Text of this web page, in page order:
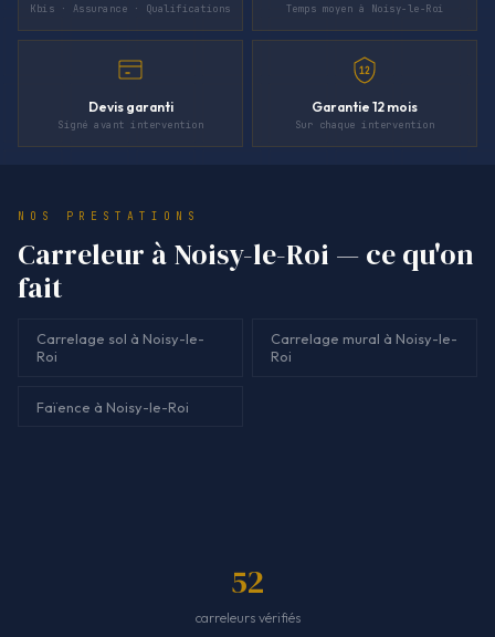
Kbis · Assurance · Qualifications Temps moyen à Noisy-le-Roi
Devis garanti
Signé avant intervention
12
Garantie 12 mois
Sur chaque intervention
NOS PRESTATIONS
Carreleur à Noisy-le-Roi — ce qu'on
fait
Carrelage sol à Noisy-le-
Roi
Carrelage mural à Noisy-le-
Roi
Faïence à Noisy-le-Roi
52
carreleurs vérifiés